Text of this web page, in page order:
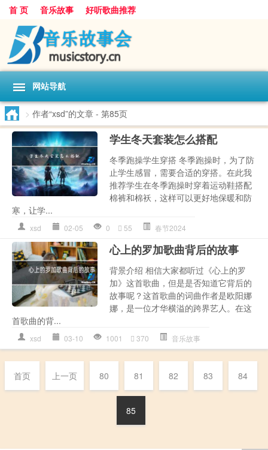
首 页 音乐故事 好听歌曲推荐
网站导航
> 作者“xsd”的文章 - 第85页
学生冬天套装怎么搭配
冬季跑操学生穿搭 冬季跑操时，为了防
止学生感冒，需要合适的穿搭。在此我
推荐学生在冬季跑操时穿着运动鞋搭配
棉裤和棉袄，这样可以更好地保暖和防
寒，让学...
xsd 02-05 0 55 春节2024
心上的罗加歌曲背后的故事
背景介绍 相信大家都听过《心上的罗
加》这首歌曲，但是是否知道它背后的
故事呢？这首歌曲的词曲作者是欧阳娜
娜，是一位才华横溢的跨界艺人。在这
首歌曲的背...
xsd 03-10 1001 370 音乐故事
首页 上一页 80 81 82 83 84
85